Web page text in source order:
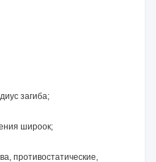
загиба;
широок;
противостатические,